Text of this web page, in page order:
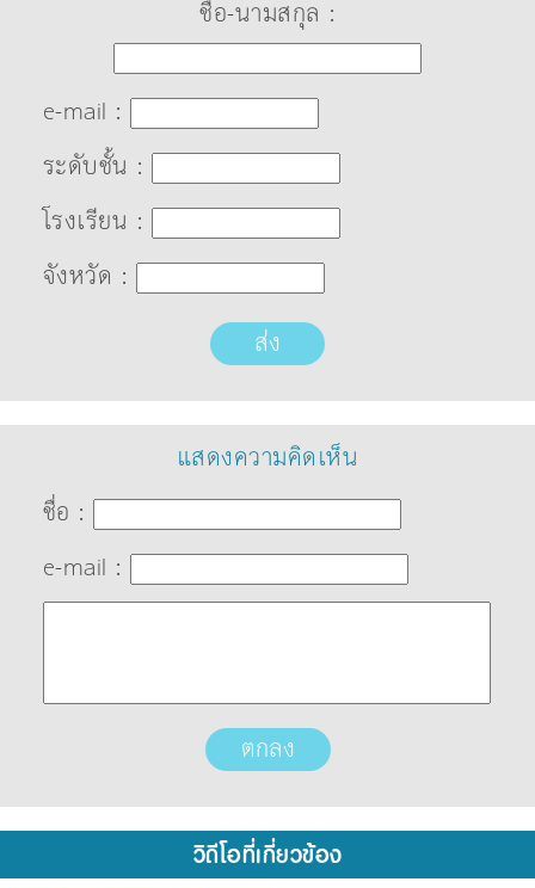
ชื่อ-นามสกุล :
e-mail :
ระดับชั้น :
โรงเรียน :
จังหวัด :
ส่ง
แสดงความคิดเห็น
ชื่อ :
e-mail :
วิดีโอที่เกี่ยวข้อง